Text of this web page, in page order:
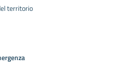
territorio